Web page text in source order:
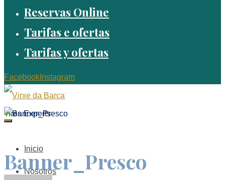
Reservas Online
Tarifas e ofertas
Tarifas y ofertas
Facebook Instagram
Tires Experts
Inicio
Nosotros
Banner_Presco